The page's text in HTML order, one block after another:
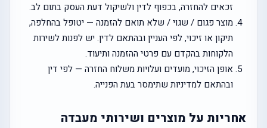
זכאים להחזרה, בכפוף לדין ולשיקול דעת העסק בתום לב.
מוצר פגום / שגוי / שלא תואם להזמנה — יטופל בהחלפה,
תיקון או זיכוי, לפי העניין ובהתאם לדין. יש לפנות לשירות
הלקוחות בהקדם עם פרטי ההזמנה ותיעוד.
אופן הזיכוי, מועדים ועלויות משלוח החזרה — לפי דין
ובהתאם למדיניות שתימסר בעת הפנייה.
אחריות על מוצרים ושירותי מעבדה